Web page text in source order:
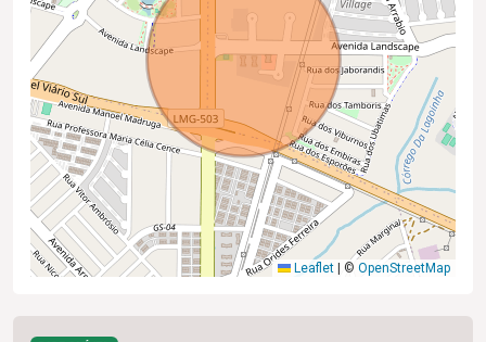
Leaflet © OpenStreetMap